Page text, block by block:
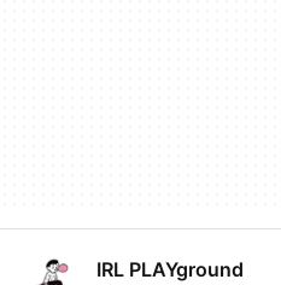
IRL PLAYground